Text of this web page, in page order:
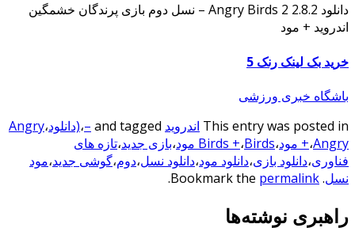
دانلود Angry Birds 2 2.8.2 – نسل دوم بازی پرندگان خشمگین
اندروید + مود
خرید بک لینک رنک 5
باشگاه خبری ورزشی
This entry was posted in اندروید –،(دانلود،Angry
+،Angry مود ، Birds +،Birds مود ،بازی جدید،تازه های
فناوری،دانلود بازی،دانلود مود،دانلود نسل،دوم،گوشی جدید،مود
نسل. Bookmark the
permalink
.
راهبری نوشته‌ها